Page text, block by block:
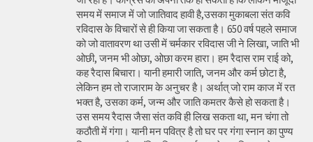
समय में समाज में जो जातिवाद हावी है,उसका मुकाबला संत कवि
रविदास के विचारों से ही किया जा सकता है। 650 वर्ष पहले समाज
को जो वातावरण था उसी में चर्मकार रविदास जी ने लिखा, जाति भी
ओछी, जनम भी ओछा, ओछा करम हारा। हम रैदास राम राई को,
कह रैदास बिचारा। यानी हमारी जाति, जनम और कर्म छोटा है,
लेकिन हम तो राजाराम के अनुचर है। अर्थात् जो राम काज में रत
भक्त है, उसका कर्म, जन्म और जाति कमतर कैसे हो सकता है।
उस समय रैदास जैसा संत कवि ही लिख सकता था, मन चंगा तो
कठौती में गंगा। यानी मन पवित्र है तो घर पर गंगा स्नान का पुण्य